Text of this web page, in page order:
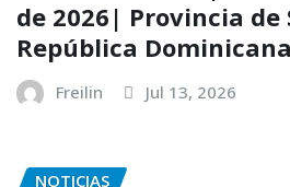
de 2026| Provincia de
República
Freilin Jul 13, 2026
NOTICIAS